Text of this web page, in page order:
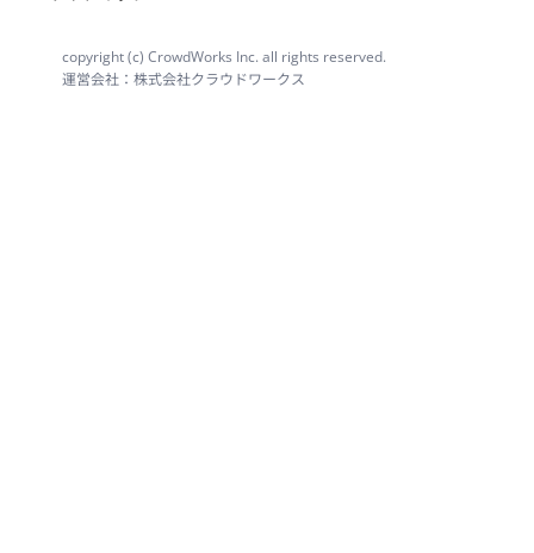
copyright (c) CrowdWorks Inc. all rights reserved.
運営会社：株式会社クラウドワークス